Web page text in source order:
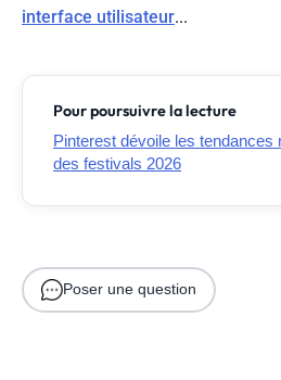
interface utilisateur...
Pour poursuivre la lecture
Pinterest dévoile les tendances
des festivals 2026
Poser une question